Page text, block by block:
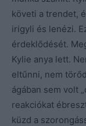
követi a trendet,
irigyli és lenézi.
érdeklődését.
Kylie anya lett.
eltűnni, nem
ágában sem volt
reakciókat
küzd a